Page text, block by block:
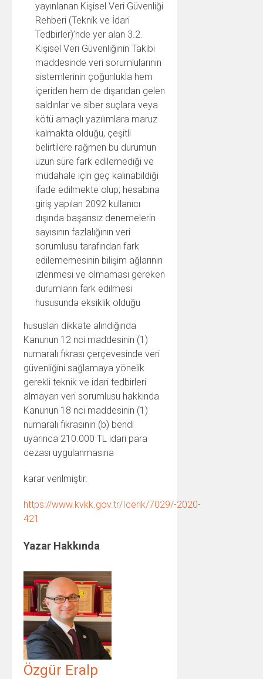
yayınlanan Kişisel Veri Güvenliği
Rehberi (Teknik ve İdari
Tedbirler)’nde yer alan 3.2.
Kişisel Veri Güvenliğinin Takibi
maddesinde veri sorumlularının
sistemlerinin çoğunlukla hem
içeriden hem de dışarıdan gelen
saldırılar ve siber suçlara veya
kötü amaçlı yazılımlara maruz
kalmakta olduğu, çeşitli
belirtilere rağmen bu durumun
uzun süre fark edilemediği ve
müdahale için geç kalınabildiği
ifade edilmekte olup; hesabına
giriş yapılan 2092 kullanıcı
dışında başarısız denemelerin
sayısının fazlalığının veri
sorumlusu tarafından fark
edilememesinin bilişim ağlarının
izlenmesi ve olmaması gereken
durumların fark edilmesi
hususunda eksiklik olduğu
hususları dikkate alındığında
Kanunun 12 nci maddesinin (1)
numaralı fıkrası çerçevesinde veri
güvenliğini sağlamaya yönelik
gerekli teknik ve idari tedbirleri
almayan veri sorumlusu hakkında
Kanunun 18 nci maddesinin (1)
numaralı fıkrasının (b) bendi
uyarınca 210.000 TL idari para
cezası uygulanmasına
karar verilmiştir.
https://www.kvkk.gov.tr/Icerik/7029/-2020-
421
Yazar Hakkında
Özgür Eralp